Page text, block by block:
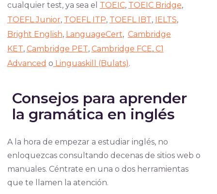
cualquier test, ya sea el TOEIC, TOEIC Bridge,
TOEFL Junior, TOEFL ITP, TOEFL IBT, IELTS,
Bright English, LanguageCert, Cambridge
KET, Cambridge PET, Cambridge FCE,C1
Advanced o Linguaskill (Bulats).
Consejos para aprender
la gramática en inglés
A la hora de empezar a estudiar inglés, no
enloquezcas consultando decenas de sitios web o
manuales. Céntrate en una o dos herramientas
que te llamen la atención.